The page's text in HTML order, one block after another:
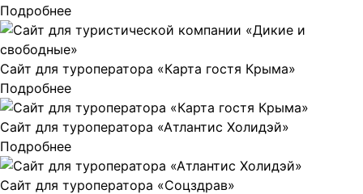
Подробнее
Сайт для туроператора «Карта гостя Крыма»
Подробнее
Сайт для туроператора «Атлантис Холидэй»
Подробнее
Сайт для туроператора «Соцздрав»